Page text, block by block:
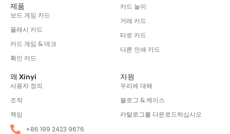
제품
보드 게임 카드
플래시 카드
카드 게임 & 데크
확인 카드
카드 놀이
거래 카드
타로 카드
다른 인쇄 카드
왜 Xinyi
사용자 정의
조작
책임
자원
우리에 대해
블로그 & 케이스
카탈로그를 다운로드하십시오
+86 199 2423 9676